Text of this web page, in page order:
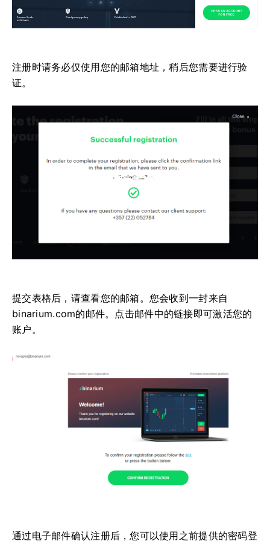
注册时请务必仅使用您的邮箱地址，稍后您需要进行验
证。
提交表格后，请查看您的邮箱。您会收到一封来自
binarium.com的邮件。点击邮件中的链接即可激活您的
账户。
通过电子邮件确认注册后，您可以使用之前提供的密码登